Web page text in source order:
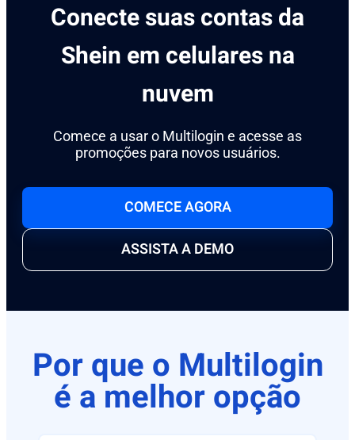
Conecte suas contas da
Shein em celulares na
nuvem
Comece a usar o Multilogin e acesse as
promoções para novos usuários.
COMECE AGORA
ASSISTA A DEMO
Por que o Multilogin
é a melhor opção